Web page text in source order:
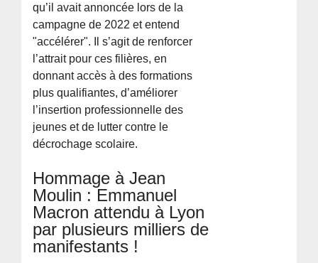
qu’il avait annoncée lors de la
campagne de 2022 et entend
"accélérer". Il s’agit de renforcer
l’attrait pour ces filières, en
donnant accès à des formations
plus qualifiantes, d’améliorer
l’insertion professionnelle des
jeunes et de lutter contre le
décrochage scolaire.
Hommage à Jean
Moulin : Emmanuel
Macron attendu à Lyon
par plusieurs milliers de
manifestants !